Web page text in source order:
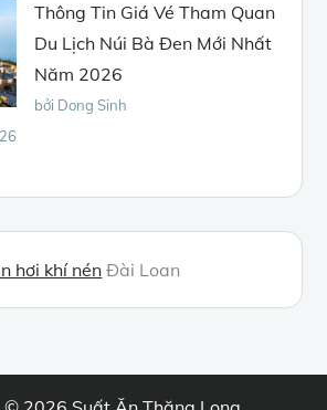
Thông Tin Giá Vé Tham Quan
Du Lịch Núi Bà Đen Mới Nhất
Năm 2026
bởi Dong Sinh
hơi khí nén Đài Loan